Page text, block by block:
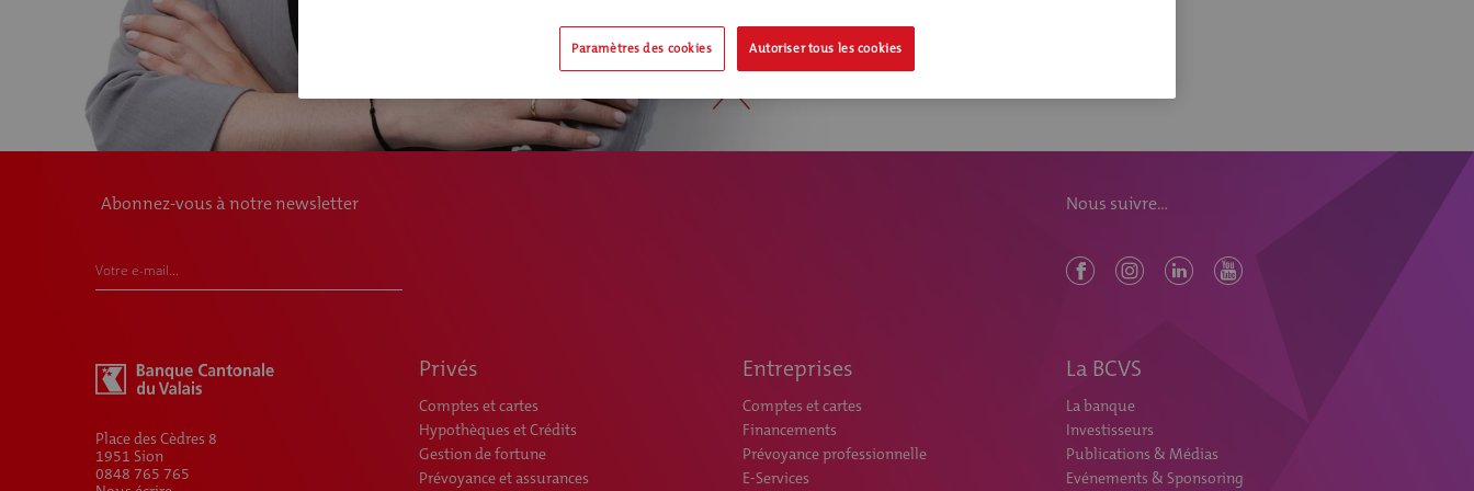
Abonnez-vous à notre newsletter
Votre e-mail...
Nous suivre...
Place des Cèdres 8
1951 Sion
0848 765 765
Privés
Comptes et cartes
Hypothèques et Crédits
Gestion de fortune
Prévoyance et assurances
Entreprises
Comptes et cartes
Financements
Prévoyance professionnelle
E-Services
La BCVS
La banque
Investisseurs
Publications & Médias
Evénements & Sponsoring
Paramètres des cookies Autoriser tous les cookies